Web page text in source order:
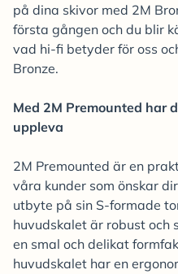
på dina skivor med 2M
första gången och du blir
vad hi-fi betyder för oss
Bronze.
Med 2M Premounted har
uppleva
2M Premounted är en
våra kunder som önskar
utbyte på sin S-formade
huvudskalet är robust och
en smal och delikat
huvudskalet har en